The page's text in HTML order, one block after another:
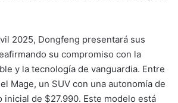
2025, Dongfeng presentará sus
su compromiso con la
y la tecnología de vanguardia. Entre
Mage, un SUV con una autonomía de
inicial de $27.990. Este modelo está